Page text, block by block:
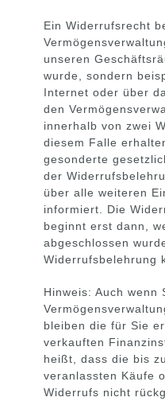
Ein Widerrufsrecht
unseren
wurde, sondern
Internet oder über
den
innerhalb von zwei
diesem Falle
gesonderte
der
über alle weiteren
informiert. Die
beginnt erst dann,
abgeschlossen
Widerrufsbelehrung
Hinweis: Auch wenn
bleiben die für Sie
verkauften
heißt, dass die bis
veranlassten Käufe
Widerrufs nicht